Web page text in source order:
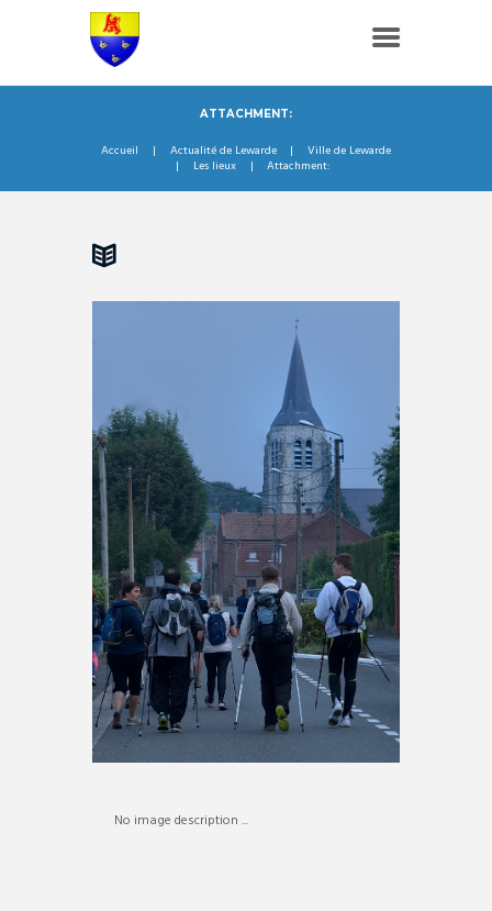
ATTACHMENT:
Accueil Actualité de Lewarde
Ville de Lewarde
Les lieux
Attachment:
No image description ...